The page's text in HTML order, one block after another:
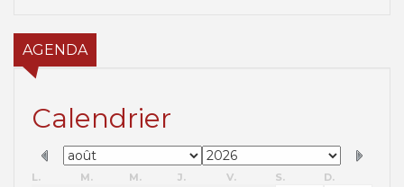
AGENDA
Calendrier
L. M. M. J. V. S.
D.